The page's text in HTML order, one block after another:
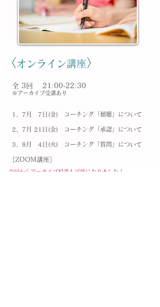
〈 オンライン講座〉
全 3回 21:00-22:30
​※アーカイブ受講あり
1、7 月 7 日(金) コーチング「傾聴」について
2、7月 21日(金) コーチング「承認」について
3、8月 4日(火) コーチング「質問」について
［ZOOM講座］
今回からアーカイブ授業も可能になりました！